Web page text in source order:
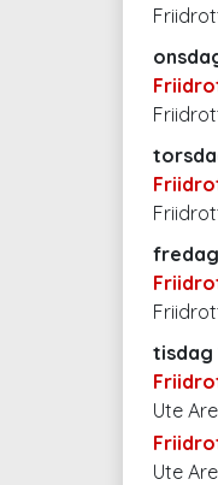
fredag
tisdag
Ute
Ute